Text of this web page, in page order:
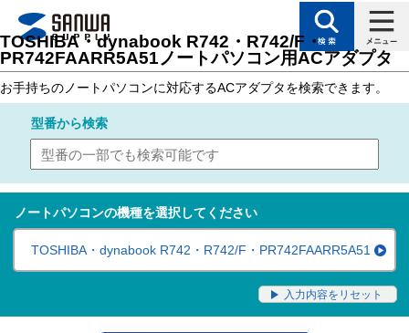
トップページ>サポート > ノートパソコン用
TOSHIBA・dynabook R742・R742/F・
PR742FAARR5A51ノートパソコン用ACアダプタ
お手持ちのノートパソコンに対応するACアダプタを検索できます。
型番から検索
ノートパソコンの機種を選択してください
TOSHIBA・dynabook R742・R742/F・PR742FAARR5A51
入力内容をリセット